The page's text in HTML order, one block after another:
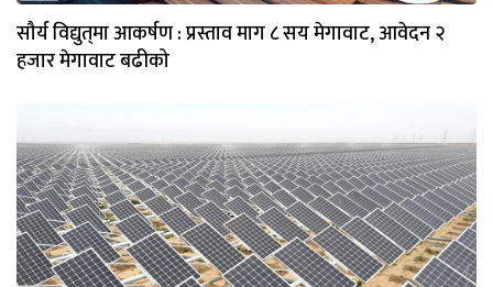
सौर्य विद्युत्‌मा आकर्षण : प्रस्ताव माग ८ सय मेगावाट, आवेदन २
हजार मेगावाट बढीको